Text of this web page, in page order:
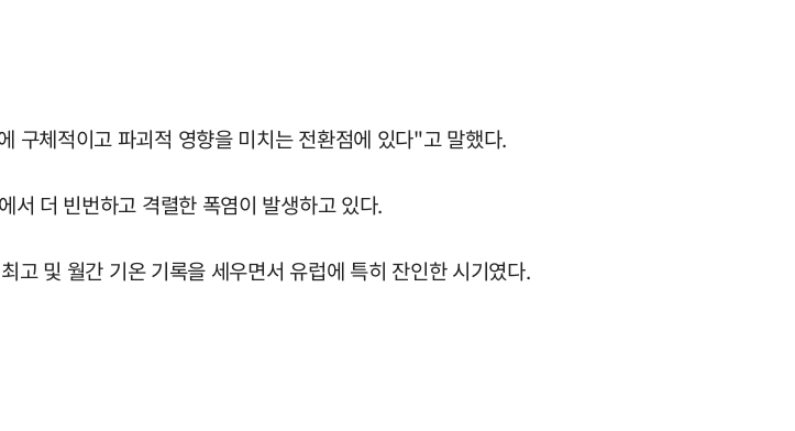
구체적이고 파괴적 영향을 미치는 전환점에 있다"고 말했다.
서 더 빈번하고 격렬한 폭염이 발생하고 있다.
고 및 월간 기온 기록을 세우면서 유럽에 특히 잔인한 시기였다.